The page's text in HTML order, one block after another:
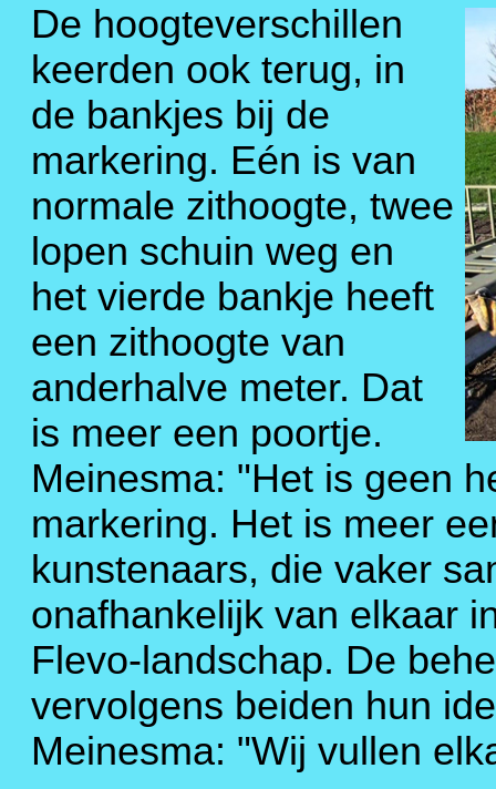
De hoogteverschillen
keerden ook terug, in
de bankjes bij de
markering. Eén is van
normale zithoogte, twee
lopen schuin weg en
het vierde bankje heeft
een zithoogte van
anderhalve meter. Dat
is meer een poortje.
Meinesma: "Het is geen
markering. Het is meer
kunstenaars, die vaker
onafhankelijk van elkaar
Flevo-landschap. De
vervolgens beiden hun
Meinesma: "Wij vullen